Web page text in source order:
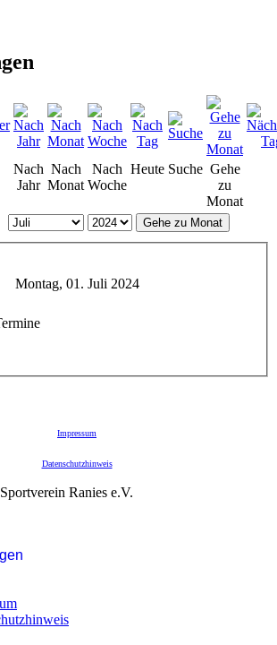
Nach
Jahr
Nach
Monat
Nach
Woche
Heute Suche Gehe
zu
Monat
Gehe zu Monat
Montag, 01. Juli 2024
Impressum
Datenschutzhinweis
Ranies e.V.